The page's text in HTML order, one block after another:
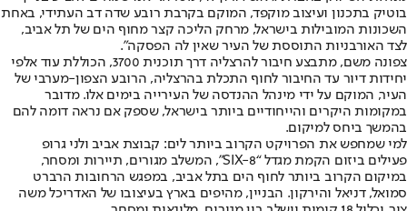
בוטיק בתכנון ועיצוב מוקפד, המוקם בקרבת רובע שדה דב העתידי, באחת
השכונות המובילות בישראל, מרחק הליכה קצר מחוף הים של תל אביב,
לצד האורבניות התוססת של העיר שאין לה הפסקה".
צפונה משם, מתבצע חיבור להרצליה דרך תוכנית 3700, הכוללת עוד אלפי
יחידות דיור עד החיבור לחוף התכלת בהרצליה, הרובע הצפון-מערבי של
העיר, המוקם על ידי מינהל ההנדסה של העירייה בימים אלו. מדובר
במקומות היקרים והייחודיים ביותר בישראל, שספק אם נראה דומה להם
בהמשך ביחס למיקום.
למי שמחפש את הפרויקט הקרוב ביותר לים: קבוצת אביב ולני גרופ
פעילים ביזום הקמת מגדל “SIX-8", המשלב מגורים, תיירות ומסחר,
במיקום הקרוב ביותר לחוף הים בתל אביב, במפגש הרחובות הרברט
סמואל, דניאל והירקון. הבניין, מהיפים בארץ בעיצובו של האדריכל משה